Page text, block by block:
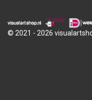
© 2021 - 2026